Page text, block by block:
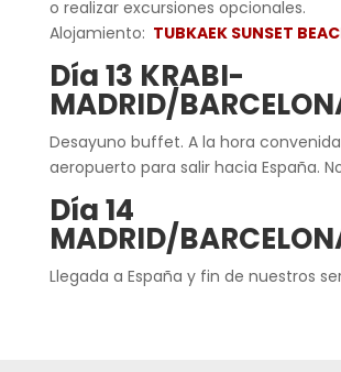
o realizar excursiones opcionales.
Alojamiento: TUBKAEK SUNSET
Día 13 KRABI-
MADRID/
Desayuno buffet. A la hora
aeropuerto para salir hacia España.
Día 14
MADRID/
Llegada a España y fin de nuestros